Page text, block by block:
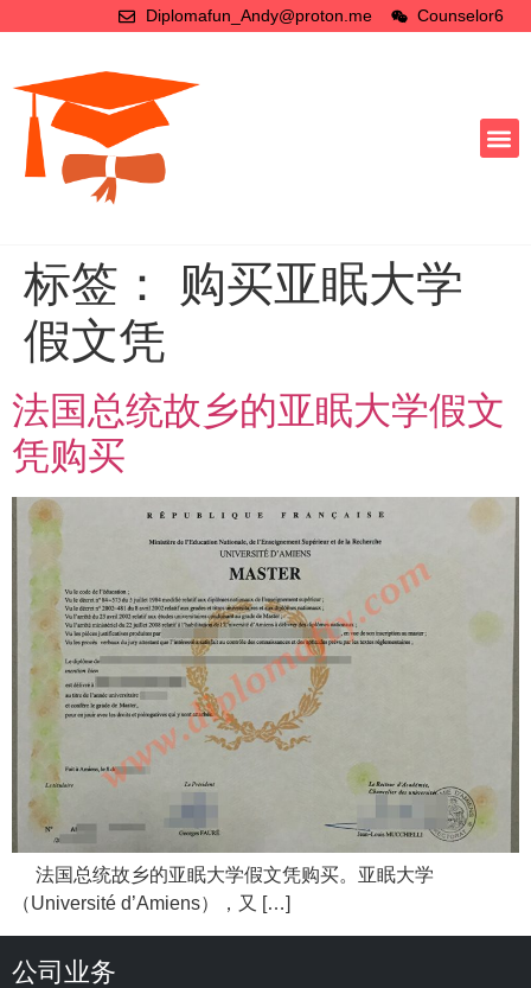
Diplomafun_Andy@proton.me Counselor6
标签： 购买亚眠大学
假文凭
法国总统故乡的亚眠大学假文
凭购买
法国总统故乡的亚眠大学假文凭购买。亚眠大学
（Université d’Amiens），又 […]
公司业务